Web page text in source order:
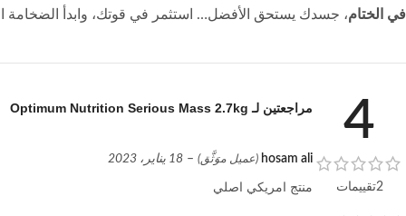
في الختام، جسدك يستحق الأفضل… استثمر في قوتك، وابدأ الضخامة
4
2تقييمات
مراجعتين لـ Optimum Nutrition Serious Mass 2.7kg
hosam ali (عميل موَثَّق) – 18 يناير، 2023
منتج امريكي اصلي